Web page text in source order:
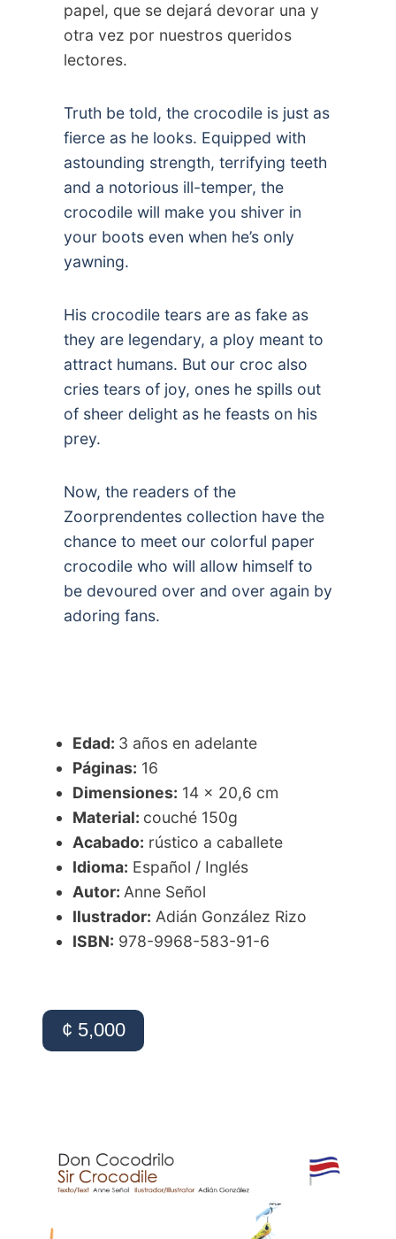
papel, que se dejará devorar una y
otra vez por nuestros queridos
lectores.
Truth be told, the crocodile is just as
fierce as he looks. Equipped with
astounding strength, terrifying teeth
and a notorious ill-temper, the
crocodile will make you shiver in
your boots even when he’s only
yawning.
His crocodile tears are as fake as
they are legendary, a ploy meant to
attract humans. But our croc also
cries tears of joy, ones he spills out
of sheer delight as he feasts on his
prey.
Now, the readers of the
Zoorprendentes collection have the
chance to meet our colorful paper
crocodile who will allow himself to
be devoured over and over again by
adoring fans.
Edad: 3 años en adelante
Páginas: 16
Dimensiones: 14 x 20,6 cm
Material: couché 150g
Acabado: rústico a caballete
Idioma: Español / Inglés
Autor: Anne Señol
Ilustrador: Adián González Rizo
ISBN: 978-9968-583-91-6
¢ 5,000